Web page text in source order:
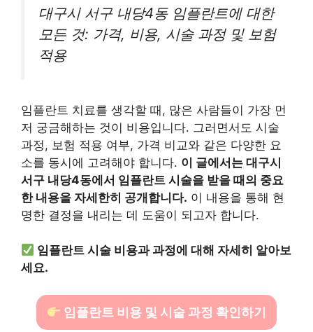
대구시 서구 내당4동 임플란트에 대한
모든 것: 가격, 비용, 시술 과정 및 보험
적용
임플란트 치료를 생각할 때, 많은 사람들이 가장 먼
저 궁금해하는 것이 비용입니다. 그러면서도 시술
과정, 보험 적용 여부, 가격 비교와 같은 다양한 요
소를 동시에 고려해야 합니다. 이 글에서는 대구시
서구 내당4동에서 임플란트 시술을 받을 때의 중요
한 내용을 자세한히 공개합니다. 이 내용을 통해 현
명한 결정을 내리는 데 도움이 되고자 합니다.
임플란트 시술 비용과 과정에 대해 자세히 알아보
세요.
임플란트 비용 및 시술 과정 확인하기